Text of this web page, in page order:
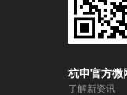
杭申官方微
了解新资讯